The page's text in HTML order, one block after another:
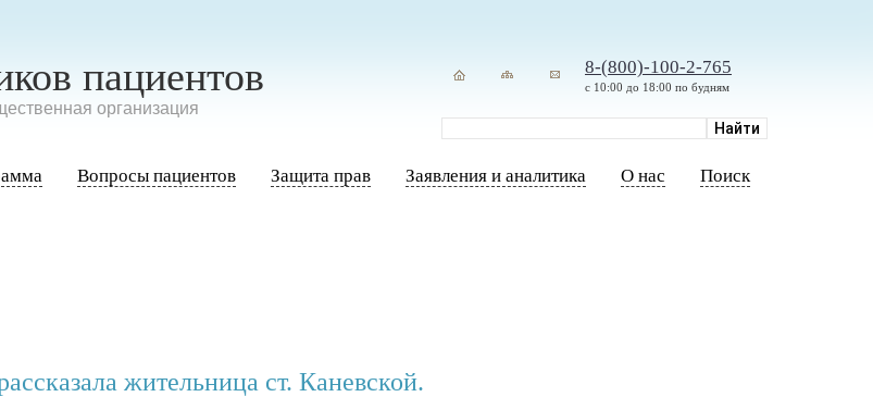
пациентов
организация
8-(800)-100-2-765
с 10:00 до 18:00 по будням
Вопросы пациентов Защита прав Заявления и аналитика О нас Поиск
жительница ст. Каневской.